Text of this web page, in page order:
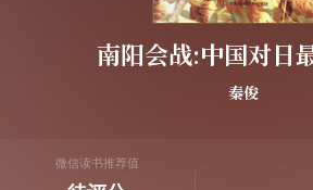
南阳会战:中国对日
秦俊
微信读书推荐值